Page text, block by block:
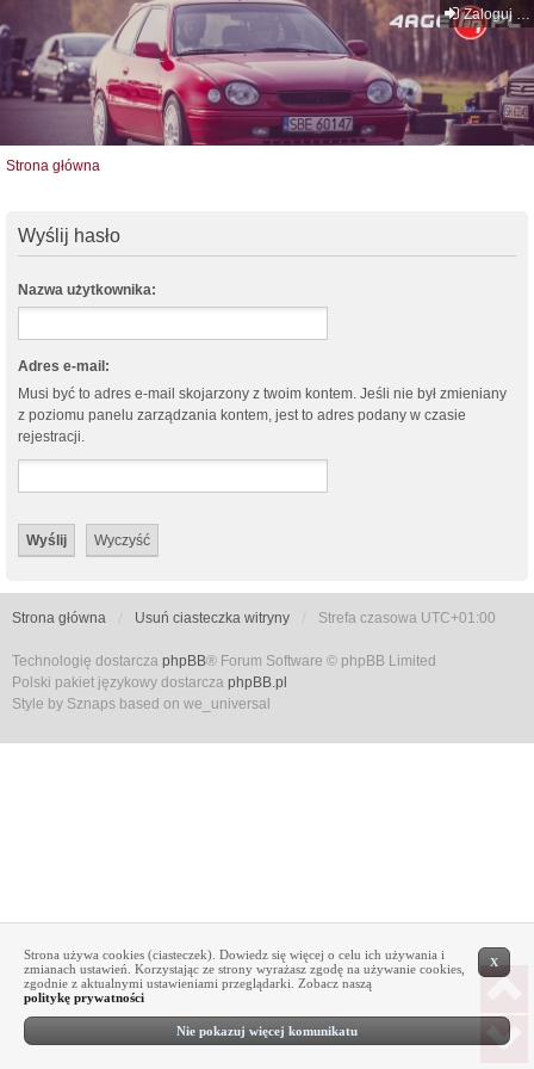
Zaloguj się
Strona główna
Wyślij hasło
Nazwa użytkownika:
Adres e-mail:
Musi być to adres e-mail skojarzony z twoim kontem. Jeśli nie był zmieniany
z poziomu panelu zarządzania kontem, jest to adres podany w czasie
rejestracji.
Strona główna Usuń ciasteczka witryny Strefa czasowa UTC+01:00
Technologię dostarcza phpBB® Forum Software © phpBB Limited
Polski pakiet językowy dostarcza phpBB.pl
Style by Sznaps based on we_universal
X
Strona używa cookies (ciasteczek). Dowiedz się więcej o celu ich używania i
zmianach ustawień. Korzystając ze strony wyrażasz zgodę na używanie cookies,
zgodnie z aktualnymi ustawieniami przeglądarki. Zobacz naszą
politykę prywatności
Nie pokazuj więcej komunikatu